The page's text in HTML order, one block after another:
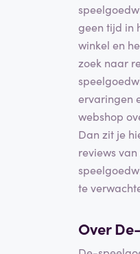
geen tijd in
winkel en
zoek naar
ervaringen
webshop
Dan zit je
reviews
te
Over